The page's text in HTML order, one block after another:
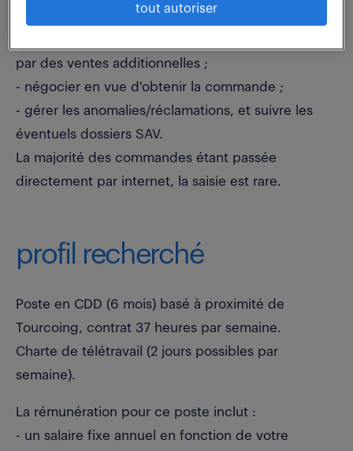
- rédiger et relancer les devis ;
par des ventes additionnelles ;
- négocier en vue d'obtenir la commande ;
- gérer les anomalies/réclamations, et suivre les
éventuels dossiers SAV.
La majorité des commandes étant passée
directement par internet, la saisie est rare.
profil recherché
Poste en CDD (6 mois) basé à proximité de
Tourcoing, contrat 37 heures par semaine.
Charte de télétravail (2 jours possibles par
semaine).
La rémunération pour ce poste inclut :
- un salaire fixe annuel en fonction de votre
tout autoriser